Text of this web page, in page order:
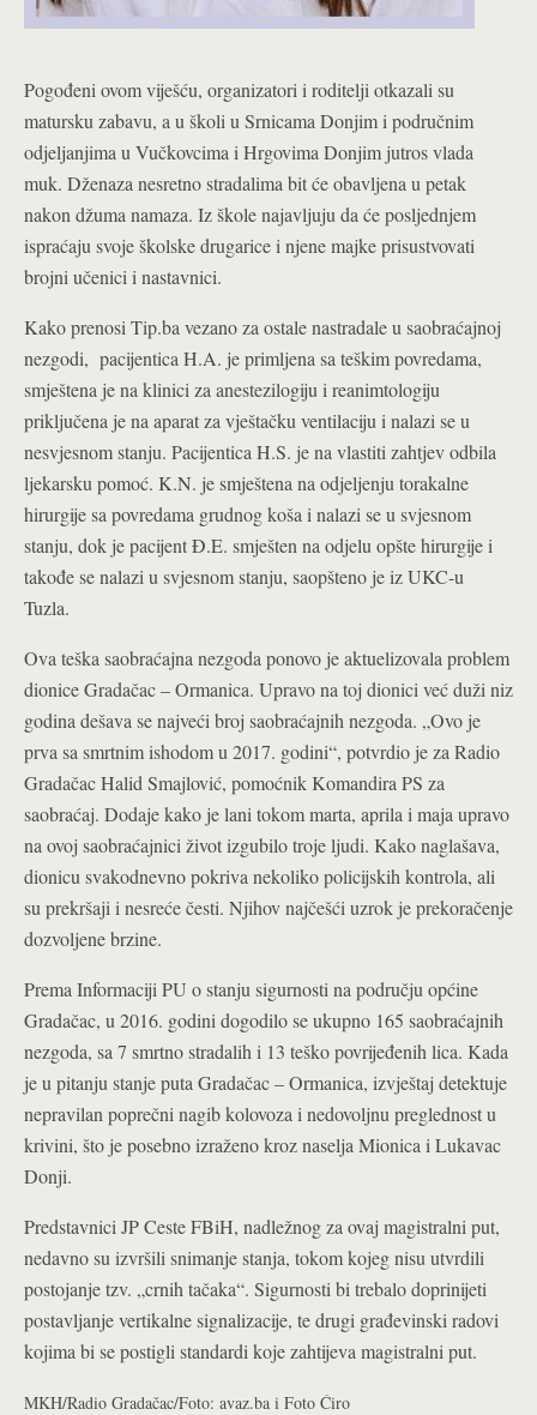
Pogođeni ovom viješću, organizatori i roditelji otkazali su
matursku zabavu, a u školi u Srnicama Donjim i područnim
odjeljanjima u Vučkovcima i Hrgovima Donjim jutros vlada
muk. Dženaza nesretno stradalima bit će obavljena u petak
nakon džuma namaza. Iz škole najavljuju da će posljednjem
ispraćaju svoje školske drugarice i njene majke prisustvovati
brojni učenici i nastavnici.
Kako prenosi Tip.ba vezano za ostale nastradale u saobraćajnoj
nezgodi, pacijentica H.A. je primljena sa teškim povredama,
smještena je na klinici za anestezilogiju i reanimtologiju
priključena je na aparat za vještačku ventilaciju i nalazi se u
nesvjesnom stanju. Pacijentica H.S. je na vlastiti zahtjev odbila
ljekarsku pomoć. K.N. je smještena na odjeljenju torakalne
hirurgije sa povredama grudnog koša i nalazi se u svjesnom
stanju, dok je pacijent Đ.E. smješten na odjelu opšte hirurgije i
takođe se nalazi u svjesnom stanju, saopšteno je iz UKC-u
Tuzla.
Ova teška saobraćajna nezgoda ponovo je aktuelizovala problem
dionice Gradačac – Ormanica. Upravo na toj dionici već duži niz
godina dešava se najveći broj saobraćajnih nezgoda. „Ovo je
prva sa smrtnim ishodom u 2017. godini“, potvrdio je za Radio
Gradačac Halid Smajlović, pomoćnik Komandira PS za
saobraćaj. Dodaje kako je lani tokom marta, aprila i maja upravo
na ovoj saobraćajnici život izgubilo troje ljudi. Kako naglašava,
dionicu svakodnevno pokriva nekoliko policijskih kontrola, ali
su prekršaji i nesreće česti. Njihov najčešći uzrok je prekoračenje
dozvoljene brzine.
Prema Informaciji PU o stanju sigurnosti na području općine
Gradačac, u 2016. godini dogodilo se ukupno 165 saobraćajnih
nezgoda, sa 7 smrtno stradalih i 13 teško povrijeđenih lica. Kada
je u pitanju stanje puta Gradačac – Ormanica, izvještaj detektuje
nepravilan poprečni nagib kolovoza i nedovoljnu preglednost u
krivini, što je posebno izraženo kroz naselja Mionica i Lukavac
Donji.
Predstavnici JP Ceste FBiH, nadležnog za ovaj magistralni put,
nedavno su izvršili snimanje stanja, tokom kojeg nisu utvrdili
postojanje tzv. „crnih tačaka“. Sigurnosti bi trebalo doprinijeti
postavljanje vertikalne signalizacije, te drugi građevinski radovi
kojima bi se postigli standardi koje zahtijeva magistralni put.
MKH/Radio Gradačac/Foto: avaz.ba i Foto Ćiro